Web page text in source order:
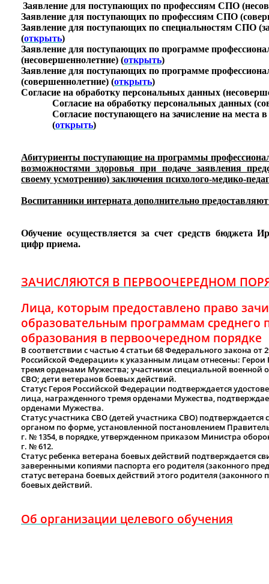
Заявление для поступающих по профессиям СПО
Заявление для поступающих по профессиям СПО
Заявление для поступающих по специальностям СПО
(открыть)
Заявление для поступающих по программе
(несовершеннолетние) (открыть)
Заявление для поступающих по программе
(совершеннолетние) (открыть)
Согласие на обработку персональных данных
Согласие на обработку персональных данных
Согласие поступающего на зачислениена места
(открыть)
Абитуриенты поступающие на программы
возможностями здоровья при подаче заявления
своему усмотрению) заключения психолого-медико-
Воспитанники интерната дополнительно
Обучение осуществляется за счет средств бюджета
цифр приема.
ЗАЧИСЛЯЮТСЯ В ПЕРВООЧЕРЕДНОМ
Лица, которым предоставлено право
образовательным программам среднего
образования в первоочередном порядке
В соответствии с частью 4 статьи 68 Федерального закона
Российской Федерации» к указанным лицам отнесены:
тремя орденами Мужества; участники специальной военной
СВО; дети ветеранов боевых действий.
Статус Героя Российской Федерации подтверждается
лица, награжденного тремя орденами Мужества,
орденами Мужества.
Статус участника СВО (детей участника СВО)
органом по форме, установленной постановлением
г. № 1354, в порядке, утвержденном приказом Министра
г. № 612.
Статус ребенка ветерана боевых действий подтверждается
заверенными копиями паспорта его родителя (законного
статус ветерана боевых действий этого родителя
боевых действий.
Об организации целевого обучения